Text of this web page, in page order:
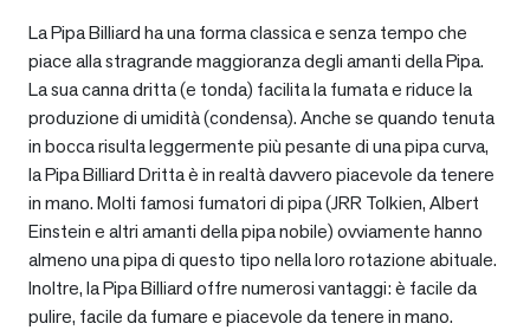
La Pipa Billiard ha una forma classica e senza tempo che
piace alla stragrande maggioranza degli amanti della Pipa.
La sua canna dritta (e tonda) facilita la fumata e riduce la
produzione di umidità (condensa). Anche se quando tenuta
in bocca risulta leggermente più pesante di una pipa curva,
la Pipa Billiard Dritta è in realtà davvero piacevole da tenere
in mano. Molti famosi fumatori di pipa (JRR Tolkien, Albert
Einstein e altri amanti della pipa nobile) ovviamente hanno
almeno una pipa di questo tipo nella loro rotazione abituale.
Inoltre, la Pipa Billiard offre numerosi vantaggi: è facile da
pulire, facile da fumare e piacevole da tenere in mano.